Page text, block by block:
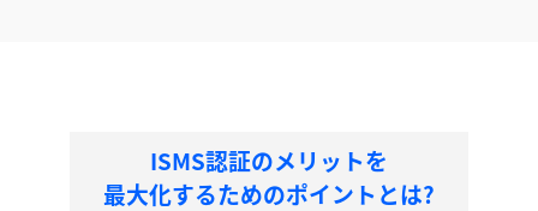
ISMS認証のメリットを
最大化するためのポイントとは?